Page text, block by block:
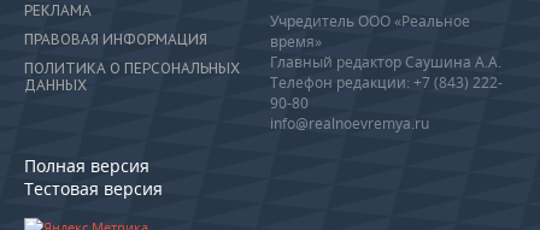
РЕКЛАМА
ПРАВОВАЯ ИНФОРМАЦИЯ
ПОЛИТИКА О ПЕРСОНАЛЬНЫХ
ДАННЫХ
Полная версия
Тестовая версия
Учредитель ООО «Реальное
время»
Главный редактор Саушина А.А.
Телефон редакции: +7 (843) 222-
90-80
info@realnoevremya.ru